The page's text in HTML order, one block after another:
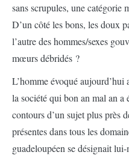
sans scrupules, une catégorie
D’un côté les bons, les doux
l’autre des hommes/sexes
mœurs débridés ?
L’homme évoqué aujourd’hui
la société qui bon an mal an a
contours d’un sujet plus près
présentes dans tous les
guadeloupéen se désignait